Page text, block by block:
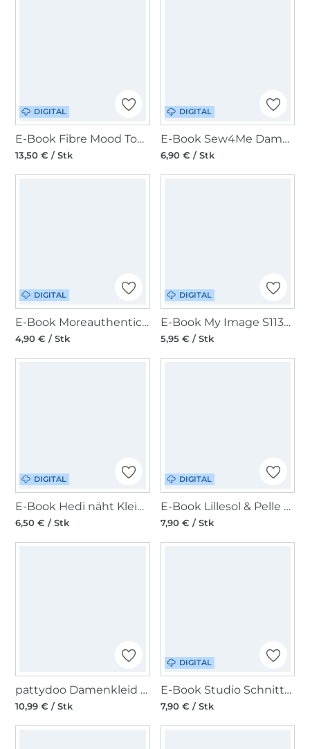
DIGITAL
E-Book Fibre Mood Top Elinor Damen
13,50 € / Stk
DIGITAL
E-Book Sew4Me Damenbluse Peony
6,90 € / Stk
DIGITAL
E-Book Moreauthentic Basic Crop Top Emily
4,90 € / Stk
DIGITAL
E-Book My Image S1133 Bluse Valentina
5,95 € / Stk
DIGITAL
E-Book Hedi näht Kleid/Schlupfbluse Frau Kimmi
6,50 € / Stk
DIGITAL
E-Book Lillesol & Pelle Sommerbluse Lavina
7,90 € / Stk
pattydoo Damenkleid & Tunika Angel Papierschnittmuster
10,99 € / Stk
DIGITAL
E-Book Studio Schnittreif Frau Ilvie - Bluse mit Rückenschlitz
7,90 € / Stk